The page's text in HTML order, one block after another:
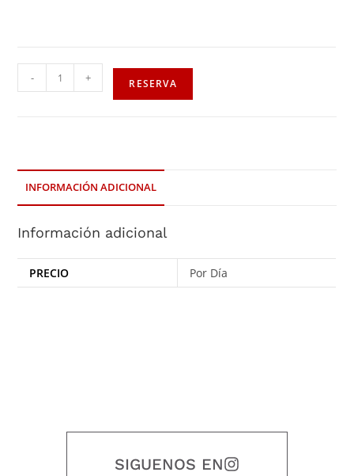
- + RESERVA
INFORMACIÓN ADICIONAL
Información adicional
PRECIO Por Día
SIGUENOS EN